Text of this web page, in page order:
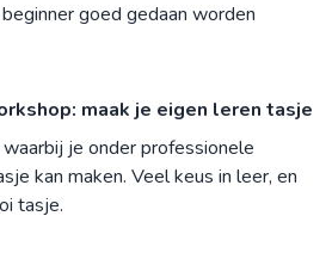
goed gedaan worden
maak je eigen leren tasje
je onder professionele
kan maken. Veel keus in leer, en
tasje.